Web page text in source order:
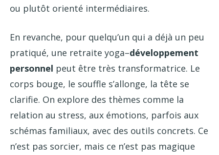
ou plutôt orienté intermédiaires.
En revanche, pour quelqu’un qui a déjà un peu
pratiqué, une retraite yoga–développement
personnel peut être très transformatrice. Le
corps bouge, le souffle s’allonge, la tête se
clarifie. On explore des thèmes comme la
relation au stress, aux émotions, parfois aux
schémas familiaux, avec des outils concrets. Ce
n’est pas sorcier, mais ce n’est pas magique